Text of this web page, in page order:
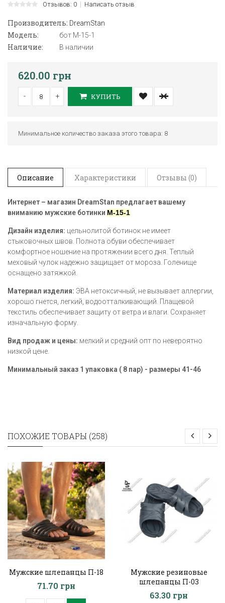
Отзывов: 0 Написать отзыв
Производитель: DreamStan
Модель: бот M-15-1
Наличие: В наличии
620.00 грн
- + КУПИТЬ
Минимальное количество заказа этого товара: 8
Описание Характеристики Отзывы (0)
Интернет – магазин DreamStan предлагает вашему
вниманию мужские ботинки M-15-1
Дизайн изделия: цельнолитой ботинок не имеет
стыковочных швов. Полнота обуви обеспечивает
комфортное ношение на протяжении всего дня. Теплый
меховый чулок надежно защищает от мороза. Голенище
оснащено затяжкой.
Материал изделия: ЭВА нетоксичный, не вызывает аллергии,
хорошо гнется, легкий, водоотталкивающий. Плащевой
текстиль обеспечивает защиту от ветра и влаги. Сохраняет
изначальную форму.
Вид продаж и цены: мелкий и средний опт по невероятно
низкой цене.
Минимальный заказ 1 упаковка ( 8 пар) - размеры 41-46
ПОХОЖИЕ ТОВАРЫ (258)
Мужские шлепанцы П-18
71.70 грн
Мужские резиновые
шлепанцы П-03
63.30 грн